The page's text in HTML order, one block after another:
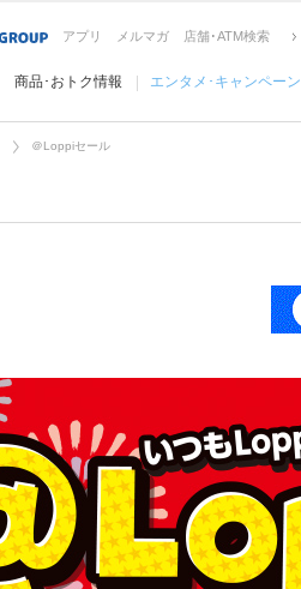
アプリ メルマガ 店舗･ATM検索
商品･おトク情報 エンタメ･キャンペーン
＠Loppiセール